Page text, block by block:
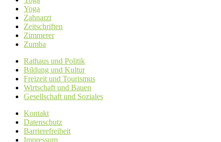
Yoga
Zahnarzt
Zeitschriften
Zimmerer
Zumba
Rathaus und Politik
Bildung und Kultur
Freizeit und Tourismus
Wirtschaft und Bauen
Gesellschaft und Soziales
Kontakt
Datenschutz
Barrierefreiheit
Impressum